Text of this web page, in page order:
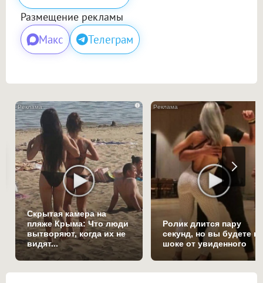
Размещение рекламы
Макс Телеграм
i
Скрытая камера на
пляже Крыма: Что люди
вытворяют, когда их не
видят...
Ролик длится пару
секунд, но вы будете в
шоке от увиденного